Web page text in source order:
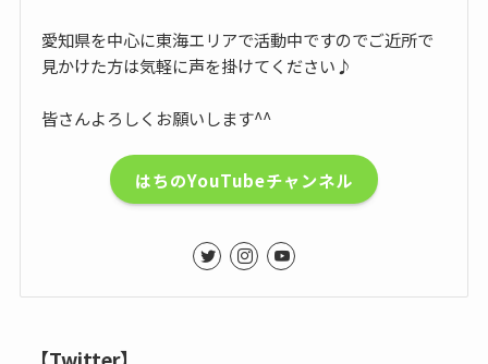
愛知県を中心に東海エリアで活動中ですのでご近所で
見かけた方は気軽に声を掛けてください♪
皆さんよろしくお願いします^^
はちのYouTubeチャンネル
【Twitter】